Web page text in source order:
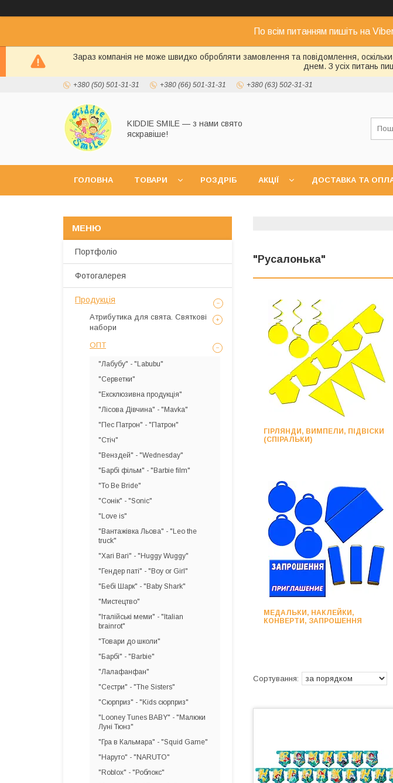
По всім питанням пишіть на
Зараз компанія не може швидко обробляти замовлення та повідомлення,
днем. З усіх питань
+380 (50) 501-31-31 +380 (66) 501-31-31 +380 (63) 502-31-31
KIDDIE SMILE — з нами свято
яскравіше!
ГОЛОВНА ТОВАРИ РОЗДРІБ АКЦІЇ ДОСТАВКА ТА
"Русалонька"
ГІРЛЯНДИ, ВИМПЕЛИ, ПІДВІСКИ
(СПІРАЛЬКИ)
МЕДАЛЬКИ, НАКЛЕЙКИ,
КОНВЕРТИ, ЗАПРОШЕННЯ
Портфоліо
Фотогалерея
Продукція
Атрибутика для свята. Святкові
набори
ОПТ
"Лабубу" - "Labubu"
"Серветки"
"Ексклюзивна продукція"
"Лісова Дівчина" - "Mavka"
"Пес Патрон" - "Патрон"
"Стіч"
"Венздей" - "Wednesday"
"Барбі фільм" - "Barbie film"
"To Be Bride"
"Сонік" - "Sonic"
"Love is"
"Вантажівка Льова" - "Leo the
truck"
"Хагі Вагі" - "Huggy Wuggy"
"Гендер паті" - "Boy or Girl"
"Бебі Шарк" - "Baby Shark"
"Мистецтво"
"Італійські меми" - "Italian
brainrot"
"Товари до школи"
"Барбі" - "Barbie"
"Лалафанфан"
"Сестри" - "The Sisters"
"Сюрприз" - "Kids сюрприз"
"Looney Tunes BABY" - "Малюки
Луні Тюнз"
"Гра в Кальмара" - "Squid Game"
"Наруто" - "NARUTO"
"Roblox" - "Роблокс"